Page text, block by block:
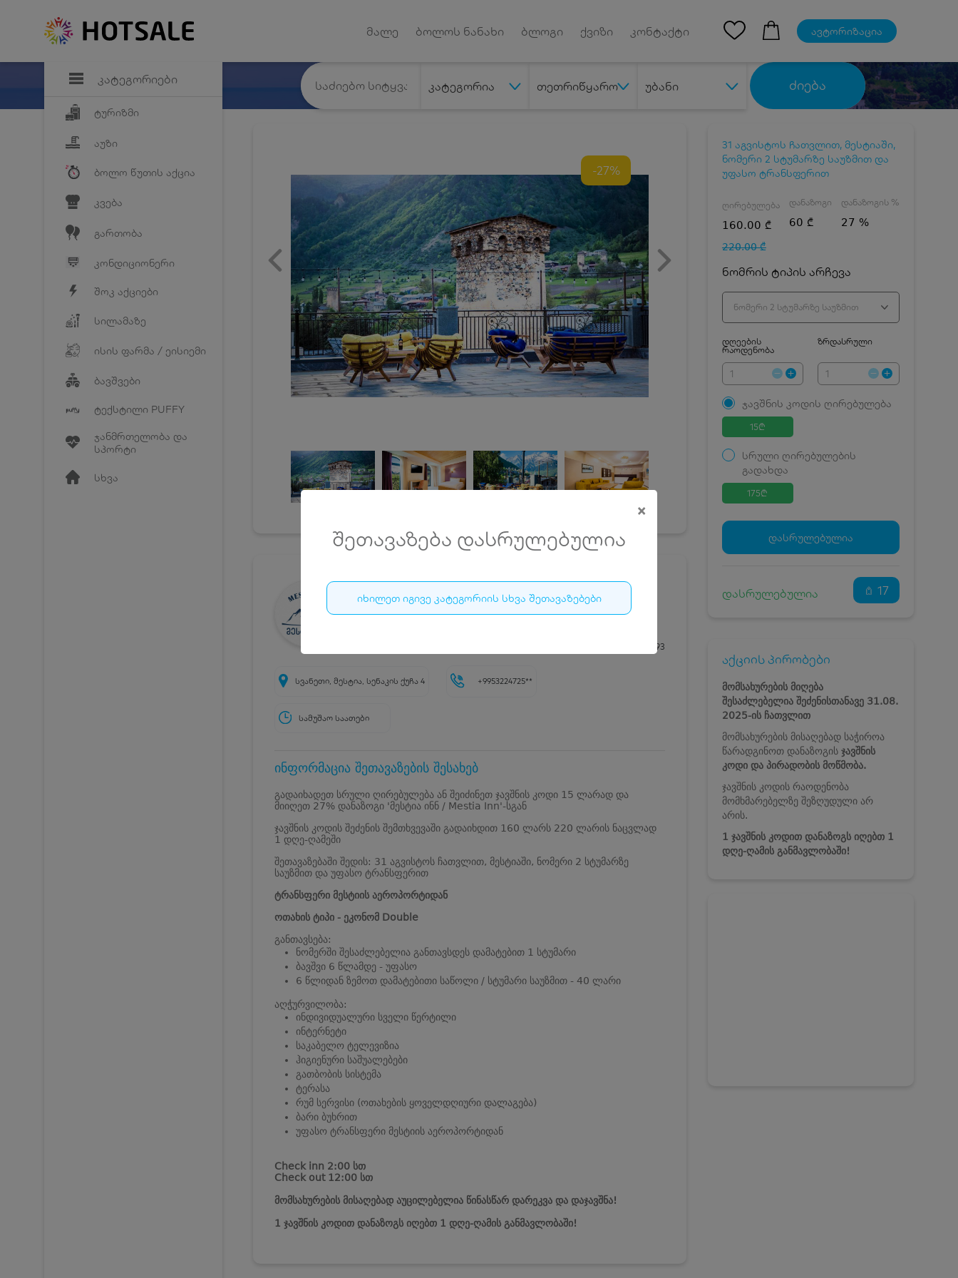
კატეგორიები
ტურიზმი
აუზი
ბოლო წუთის აქცია
კვება
გართობა
კონდიციონერი
შოკ აქციები
სილამაზე
ისის ფარმა / ეისიემი
ბავშვები
ტექსტილი PUFFY
ჯანმრთელობა და
სპორტი
სხვა
მალე ბოლოს ნანახი ბლოგი ქვიზი კონტაქტი ავტორიზაცია
კატეგორია თეთრიწყარო უბანი ძიება
×
შეთავაზება დასრულებულია
იხილეთ იგივე კატეგორიის სხვა შეთავაზებები
-27%
მესტია ინნ • MESTIA INN
31 აგვისტოს ჩათვლით, მესტიაში, ნომერი 2 სტუმარზე
993
სვანეთი, მესტია, სენაკის ქუჩა 4 +9953224725**
სამუშაო საათები
ინფორმაცია შეთავაზების შესახებ
გადაიხადეთ სრული ღირებულება ან შეიძინეთ ჯავშნის კოდი 15 ლარად და
მიიღეთ 27% დანაზოგი 'მესტია ინნ / Mestia Inn'-სგან
ჯავშნის კოდის შეძენის შემთხვევაში გადაიხდით 160 ლარს 220 ლარის ნაცვლად
1 დღე-ღამეში
შეთავაზებაში შედის: 31 აგვისტოს ჩათვლით, მესტიაში, ნომერი 2 სტუმარზე
საუზმით და უფასო ტრანსფერით
ტრანსფერი მესტიის აეროპორტიდან
ოთახის ტიპი - ეკონომ Double
განთავსება:
ნომერში შესაძლებელია განთავსდეს დამატებით 1 სტუმარი
ბავშვი 6 წლამდე - უფასო
6 წლიდან ზემოთ დამატებითი საწოლი / სტუმარი საუზმით - 40 ლარი
აღჭურვილობა:
ინდივიდუალური სველი წერტილი
ინტერნეტი
საკაბელო ტელევიზია
ჰიგიენური საშუალებები
გათბობის სისტემა
ტერასა
რუმ სერვისი (ოთახების ყოველდღიური დალაგება)
ბარი ბუხრით
უფასო ტრანსფერი მესტიის აეროპორტიდან
Check inn 2:00 სთ
Check out 12:00 სთ
მომსახურების მისაღებად აუცილებელია წინასწარ დარეკვა და დაჯავშნა!
1 ჯავშნის კოდით დანაზოგს იღებთ 1 დღე-ღამის განმავლობაში!
31 აგვისტოს ჩათვლით, მესტიაში,
ნომერი 2 სტუმარზე საუზმით და
უფასო ტრანსფერით
ღირებულება
160.00 ₾
220.00 ₾
დანაზოგი
60 ₾
დანაზოგის %
27 %
ნომრის ტიპის არჩევა
ნომერი 2 სტუმარზე საუზმით
დღეების
რაოდენობა
ზრდასრული
ჯავშნის კოდის ღირებულება
15₾
სრული ღირებულების
გადახდა
175₾
ჯავშნის კოდი
15 ₾
დამატებითი საწოლი
კვება
0 ₾
160 ₾
დასრულებულია
დასრულებულია 17
აქციის პირობები
მომსახურების მიღება
შესაძლებელია შეძენისთანავე31.08.
2025-ის ჩათვლით
მომსახურების მისაღებად საჭიროა
წარადგინოთ დანაზოგის ჯავშნის
კოდი და პირადობის მოწმობა.
ჯავშნის კოდის რაოდენობა
მომხმარებელზე შეზღუდული არ
არის.
1 ჯავშნის კოდით დანაზოგს იღებთ 1
დღე-ღამის განმავლობაში!